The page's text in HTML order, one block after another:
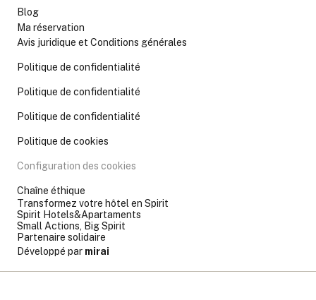
Blog
Ma réservation
Avis juridique et Conditions générales
Politique de confidentialité
Politique de confidentialité
Politique de confidentialité
Politique de cookies
Configuration des cookies
Chaîne éthique
Transformez votre hôtel en Spirit
Spirit Hotels&Apartaments
Small Actions, Big Spirit
Partenaire solidaire
Développé par mirai